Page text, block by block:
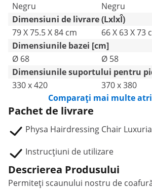
Negru
Negru
Dimensiuni de livrare (LxlxÎ)
79 X 75.5 X 84 cm
66 X 63 X 73
Dimensiunile bazei [cm]
Ø 68
Ø 58
Dimensiunile suportului pentru
330 x 420
370 x 380
Comparați mai multe
Pachet de livrare
Physa Hairdressing Chair
Instrucțiuni de utilizare
Descrierea Produsului
Permiteți scaunului nostru de